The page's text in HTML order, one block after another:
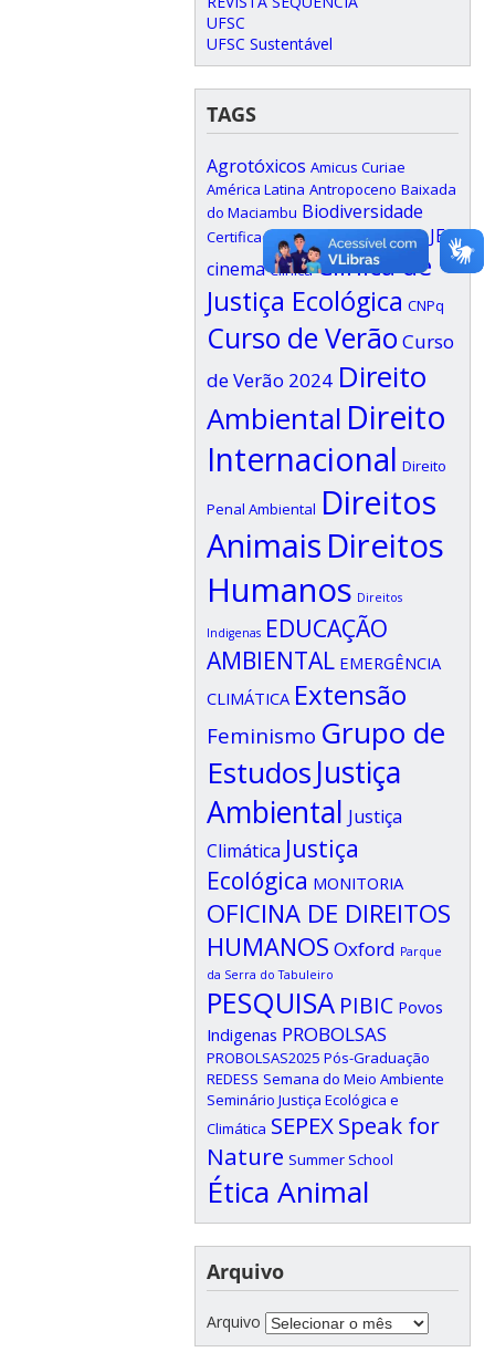
UFSC
UFSC Sustentável
TAGS
Agrotóxicos Amicus Curiae
América Latina Antropoceno Baixada
do Maciambu Biodiversidade
Certificados Ciclo de debates JE
cinema Clínica Clínica de
Justiça Ecológica CNPq
Curso de Verão Curso
de Verão 2024 Direito
Ambiental Direito
Internacional Direito
Penal Ambiental Direitos
Animais Direitos
Humanos Direitos
Indigenas EDUCAÇÃO
AMBIENTAL EMERGÊNCIA
CLIMÁTICA Extensão
Feminismo Grupo de
EstudosJustiça
Ambiental Justiça
Climática Justiça
Ecológica MONITORIA
OFICINA DE DIREITOS
HUMANOS Oxford Parque
da Serra do Tabuleiro
PESQUISA PIBIC Povos
Indigenas PROBOLSAS
PROBOLSAS2025 Pós-Graduação
REDESS Semana do Meio Ambiente
Seminário Justiça Ecológica e
Climática SEPEXSpeak for
Nature Summer School
Ética Animal
Arquivo
Arquivo